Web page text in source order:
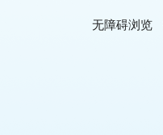
无障碍浏览